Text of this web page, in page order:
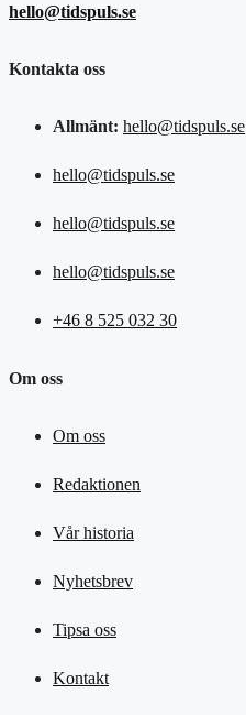
hello@tidspuls.se
Kontakta oss
Allmänt: hello@tidspuls.se
hello@tidspuls.se
hello@tidspuls.se
hello@tidspuls.se
+46 8 525 032 30
Om oss
Om oss
Redaktionen
Vår historia
Nyhetsbrev
Tipsa oss
Kontakt